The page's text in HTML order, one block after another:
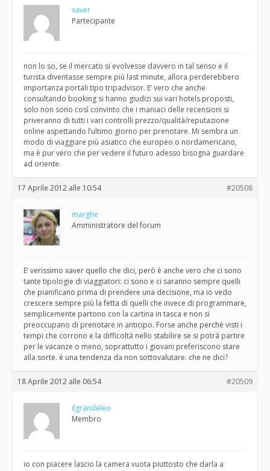
xaver
Partecipante
non lo so, se il mercato si evolvesse davvero in tal senso e il
turista diventasse sempre più last minute, allora perderebbero
importanza portali tipo tripadvisor. E’ vero che anche
consultando booking si hanno giudizi sui vari hotels proposti,
solo non sono così convinto che i maniaci delle recensioni si
priveranno di tutti i vari controlli prezzo/qualità/reputazione
online aspettando l’ultimo giorno per prenotare. Mi sembra un
modo di viaggiare più asiatico che europeo o nordamericano,
ma è pur vero che per vedere il futuro adesso bisogna guardare
ad oriente.
17 Aprile 2012 alle 10:54 #20508
marghe
Amministratore del forum
E’ verissimo xaver quello che dici, però è anche vero che ci sono
tante tipologie di viaggiatori: ci sono e ci saranno sempre quelli
che pianificano prima di prendere una decisione, ma io vedo
crescere sempre più la fetta di quelli che invece di programmare,
semplicemente partono con la cartina in tasca e non si
preoccupano di prenotare in anticipo. Forse anche perché visti i
tempi che corrono e la difficoltà nello stabilire se si potrà partire
per le vacanze o meno, soprattutto i giovani preferiscono stare
alla sorte. è una tendenza da non sottovalutare. che ne dici?
18 Aprile 2012 alle 06:54 #20509
ilgrandeleo
Membro
io con piacere lascio la camera vuota piuttosto che darla a